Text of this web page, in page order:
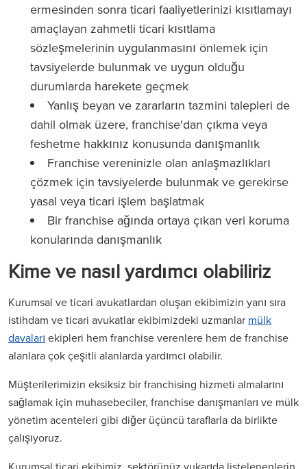
ermesinden sonra ticari faaliyetlerinizi kısıtlamayı
amaçlayan zahmetli ticari kısıtlama
sözleşmelerinin uygulanmasını önlemek için
tavsiyelerde bulunmak ve uygun olduğu
durumlarda harekete geçmek
Yanlış beyan ve zararların tazmini talepleri de
dahil olmak üzere, franchise'dan çıkma veya
feshetme hakkınız konusunda danışmanlık
Franchise vereninizle olan anlaşmazlıkları
çözmek için tavsiyelerde bulunmak ve gerekirse
yasal veya ticari işlem başlatmak
Bir franchise ağında ortaya çıkan veri koruma
konularında danışmanlık
Kime ve nasıl yardımcı olabiliriz
Kurumsal ve ticari avukatlardan oluşan ekibimizin yanı sıra
istihdam ve ticari avukatlar ekibimizdeki uzmanlar mülk
davaları ekipleri hem franchise verenlere hem de franchise
alanlara çok çeşitli alanlarda yardımcı olabilir.
Müşterilerimizin eksiksiz bir franchising hizmeti almalarını
sağlamak için muhasebeciler, franchise danışmanları ve mülk
yönetim acenteleri gibi diğer üçüncü taraflarla da birlikte
çalışıyoruz.